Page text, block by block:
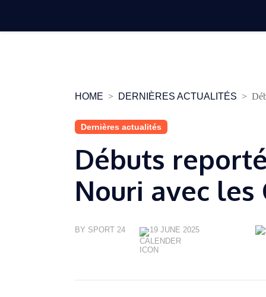
HOME DERNIÈRES ACTUALITÉS
Dernières actualités
Débuts
Nouri avec les
BY SPORT 24 19 JUNE 2025